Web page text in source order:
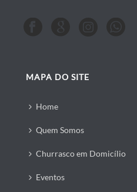
MAPA DO SITE
Home
Quem Somos
Churrasco em Domicílio
Eventos